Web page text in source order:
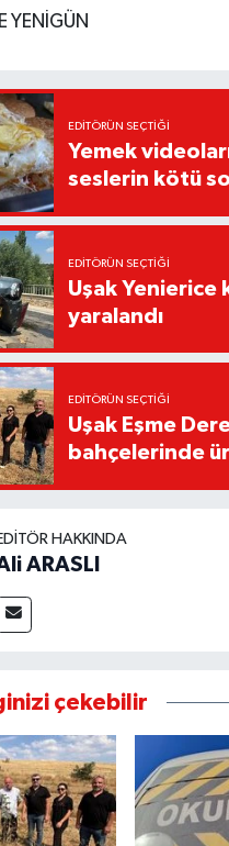
YENİGÜN
EDITÖRÜN SEÇTIĞI
Yemek
seslerin kötü
EDITÖRÜN SEÇTIĞI
Uşak
yaralandı
EDITÖRÜN SEÇTIĞI
Uşak Eşme
bahçelerinde
HAKKINDA
ARASLI
çekebilir